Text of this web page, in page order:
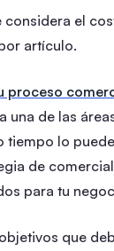
considera el
artículo.
proceso
una de las
tiempo lo
de
para tu
que